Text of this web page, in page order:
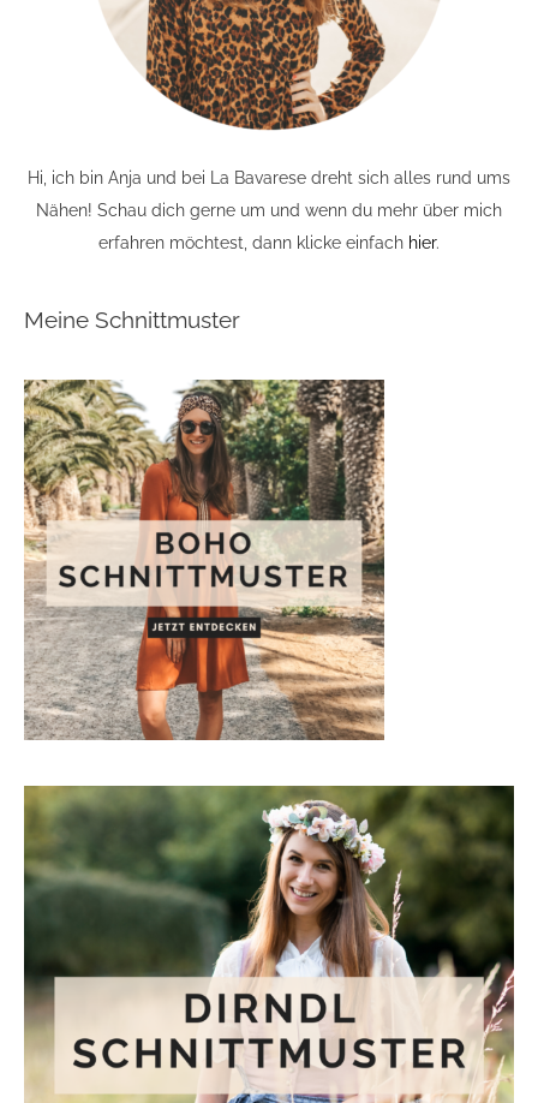
Hi, ich bin Anja und bei La Bavarese dreht sich alles rund ums
Nähen! Schau dich gerne um und wenn du mehr über mich
erfahren möchtest, dann klicke einfach hier.
Meine Schnittmuster